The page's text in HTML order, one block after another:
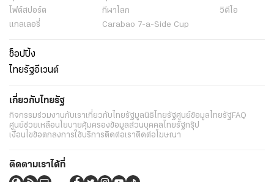
ไฟต์สปอร์ต
กีฬาโลก
วิดีโอ
แกลเลอรี่
Carabao 7-a-Side Cup
ช็อปปิ้ง
ไทยรัฐอีเวนต์
เกี่ยวกับไทยรัฐ
กิจกรรมร่วมงานกับเราเกี่ยวกับไทยรัฐมูลนิธิไทยรัฐศูนย์ข้อมูลไทยรัฐFAQ
ศูนย์ช่วยเหลือนโยบายคุ้มครองข้อมูลส่วนบุคคลไทยรัฐกรุ๊ป
เงื่อนไขข้อตกลงการใช้บริการติดต่อเราติดต่อโฆษณา
ติดตามเราได้ที่